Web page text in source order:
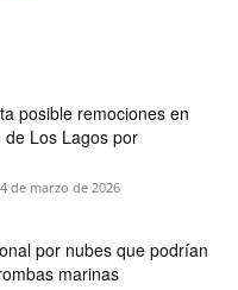
posible remociones en
Los Lagos por
de marzo de 2026
por nubes que podrían
marinas